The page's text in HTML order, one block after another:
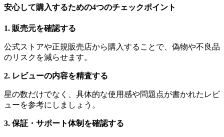
安心して購入するための4つのチェックポイント
1. 販売元を確認する
公式ストアや正規販売店から購入することで、偽物や不良品
のリスクを減らせます。
2. レビューの内容を精査する
星の数だけでなく、具体的な使用感や問題点が書かれたレビ
ューを参考にしましょう。
3. 保証・サポート体制を確認する